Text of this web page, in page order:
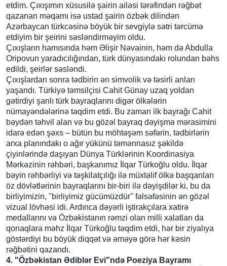
etdim. Çıxışımın xüsusilə şairin ailəsi tərəfindən rəğbət
qazanan məqamı isə ustad şairin özbək dilindən
Azərbaycan türkcəsinə böyük bir sevgiylə sətri tərcümə
etdiyim bir şeirini səsləndirməyim oldu.
Çıxışların hamısında həm Əlişir Nəvainin, həm də Abdulla
Oripovun yaradıcılığından, türk dünyasındakı rolundan bəhs
edildi, şeirlər səsləndi.
Çıxışlardan sonra tədbirin ən simvolik və təsirli anları
yaşandı. Türkiyə təmsilçisi Cahit Günay uzaq yoldan
gətirdiyi şanlı türk bayraqlarını digər ölkələrin
nümayəndələrinə təqdim etdi. Bu zaman ilk bayrağı Cahit
bəydən təhvil alan və bu gözəl bayraq dəyişmə mərasimini
idarə edən şəxs – bütün bu möhtəşəm səfərin, tədbirlərin
arxa planındakı o ağır yükünü təmənnasız şəkildə
çiyinlərində daşıyan Dünya Türklərinin Koordinasiya
Mərkəzinin rəhbəri, başkanımız İlqar Türkoğlu oldu. İlqar
bəyin rəhbərliyi və təşkilatçılığı ilə müxtəlif ölkə başqanları
öz dövlətlərinin bayraqlarını bir-biri ilə dəyişdilər ki, bu da
birliyimizin, "birliyimiz gücümüzdür" fəlsəfəsinin ən gözəl
vizual lövhəsi idi. Ardınca dəyərli iştirakçılara xatirə
medallarını və Özbəkistanın rəmzi olan milli xalatları da
qonaqlara məhz İlqar Türkoğlu təqdim etdi, hər bir ziyalıya
göstərdiyi bu böyük diqqət və əməyə görə hər kəsin
rəğbətini qazandı.
4. "Özbəkistan Ədiblər Evi"ndə Poeziya Bayramı